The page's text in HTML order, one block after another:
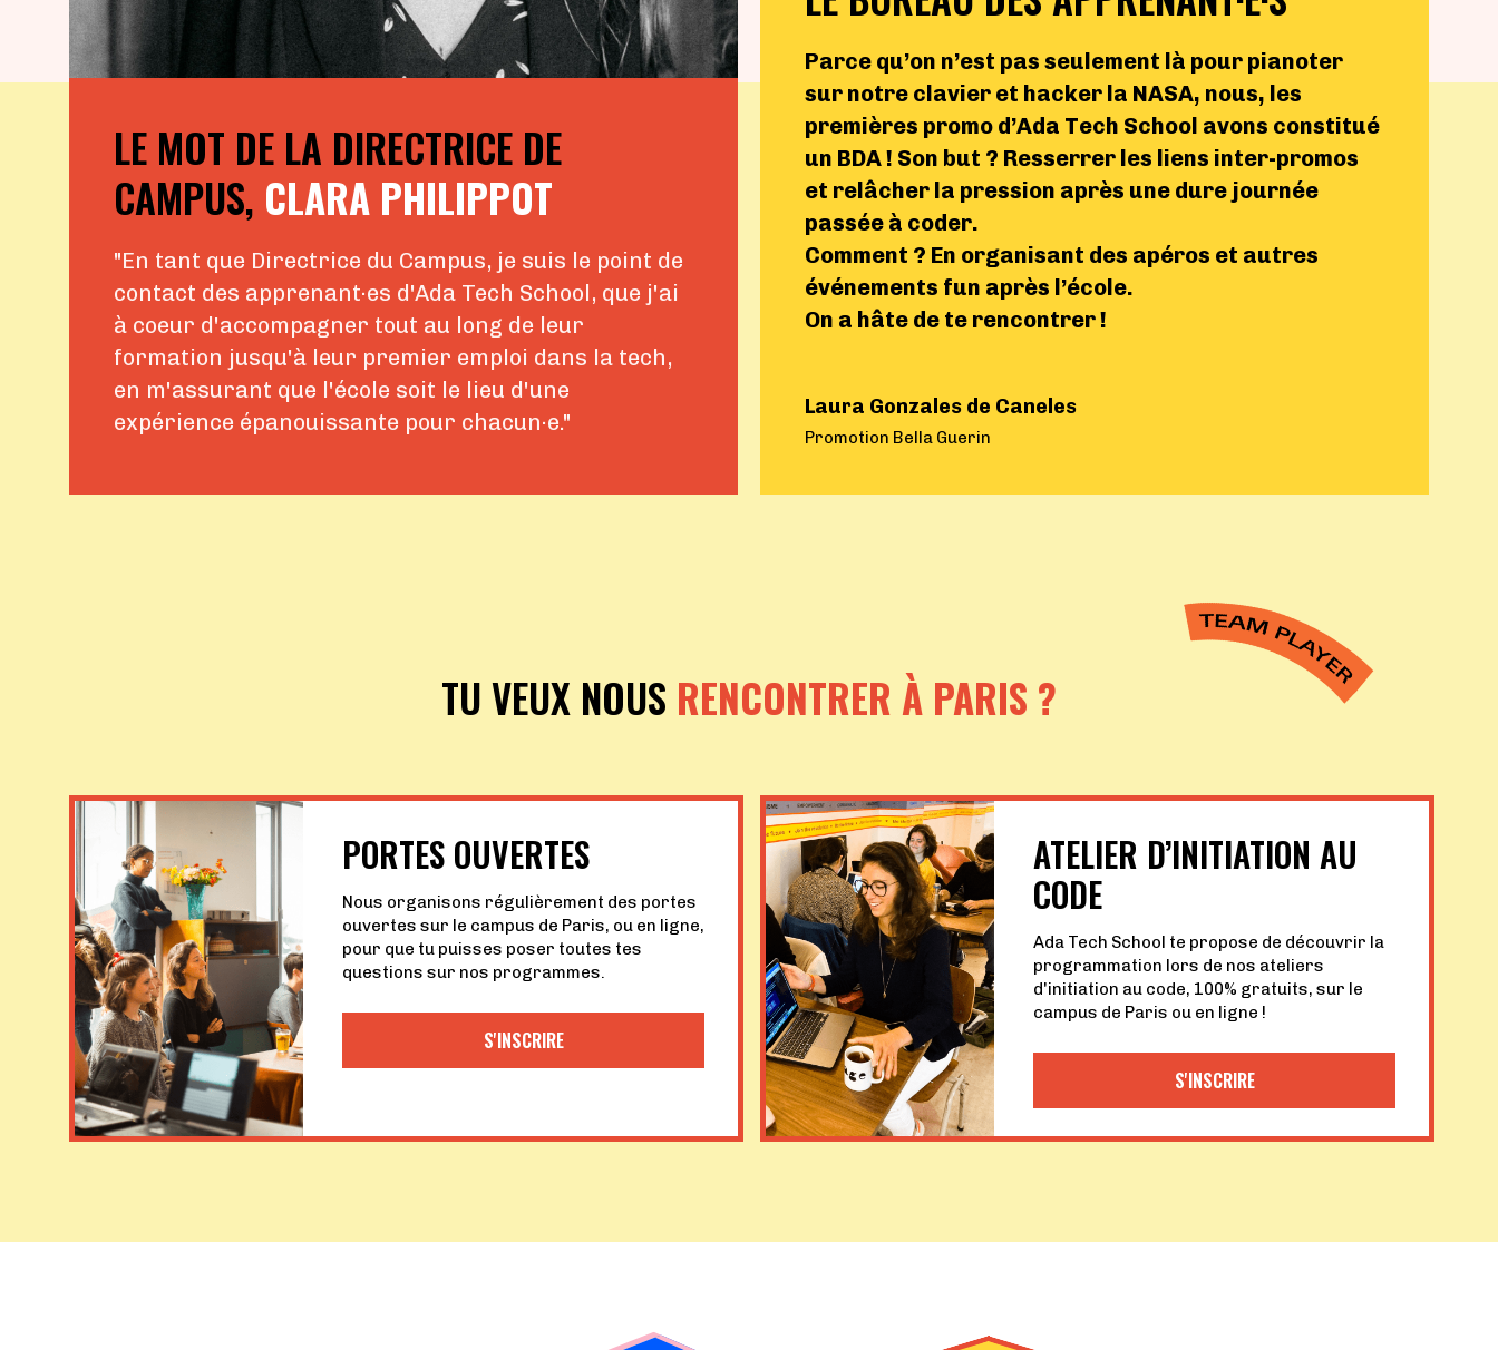
LE MOT DE LA DIRECTRICE DE
CAMPUS, CLARA PHILIPPOT
"En tant que Directrice du Campus, je suis le point de
contact des apprenant·es d'Ada Tech School, que j'ai
à coeur d'accompagner tout au long de leur
formation jusqu'à leur premier emploi dans la tech,
en m'assurant que l'école soit le lieu d'une
expérience épanouissante pour chacun·e."
Parce qu’on n’est pas seulement là pour pianoter
sur notre clavier et hacker la NASA, nous, les
premières promo d’Ada Tech School avons constitué
un BDA ! Son but ? Resserrer les liens inter-promos
et relâcher la pression après une dure journée
passée à coder.
Comment ? En organisant des apéros et autres
événements fun après l’école.
On a hâte de te rencontrer !
Laura Gonzales de Caneles
Promotion Bella Guerin
TU VEUX NOUS RENCONTRER À PARIS ?
PORTES OUVERTES
Nous organisons régulièrement des portes
ouvertes sur le campus de Paris, ou en ligne,
pour que tu puisses poser toutes tes
questions sur nos programmes.
S'INSCRIRE
ATELIER D’INITIATION AU
CODE
Ada Tech School te propose de découvrir la
programmation lors de nos ateliers
d'initiation au code, 100% gratuits, sur le
campus de Paris ou en ligne !
S'INSCRIRE